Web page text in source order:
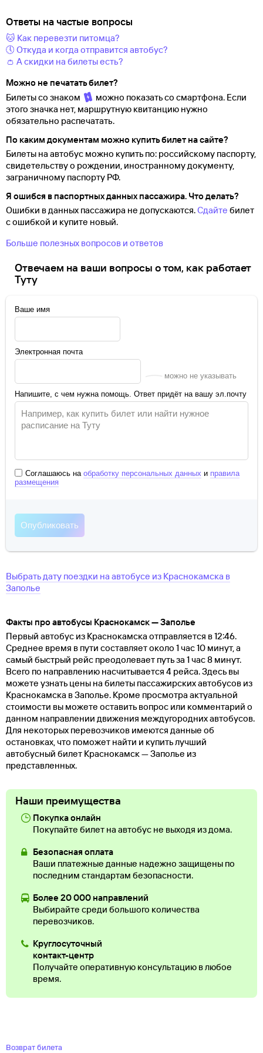
Ответы на частые вопросы
🐱 Как перевезти питомца?
🕔 Откуда и когда отправится автобус?
👛 А скидки на билеты есть?
Можно не печатать билет?
Билеты со знаком
можно показать со смартфона. Если
этого значка нет, маршрутную квитанцию нужно
обязательно распечатать.
По каким документам можно купить билет на сайте?
Билеты на автобус можно купить по: российскому паспорту,
свидетельству о рождении, иностранному документу,
заграничному паспорту РФ.
Я ошибся в паспортных данных пассажира. Что делать?
Ошибки в данных пассажира не допускаются.Сдайте билет
с ошибкой и купите новый.
Больше полезных вопросов и ответов
Отвечаем на ваши вопросы о том, как работает
Туту
Ваше имя
Электронная почта
можно не указывать
Напишите, с чем нужна помощь. Ответ придёт на вашу эл.почту
Соглашаюсь на обработку персональных данных и правила
размещения
Выбрать дату поездки на автобусе из Краснокамска в
Заполье
Факты про автобусы Краснокамск — Заполье
Первый автобус из Краснокамска отправляется в 12:46.
Среднее время в пути составляет около 1 час 10 минут, а
самый быстрый рейс преодолевает путь за 1 час 8 минут.
Всего по направлению насчитывается 4 рейса. Здесь вы
можете узнать цены на билеты пассажирских автобусов из
Краснокамска в Заполье. Кроме просмотра актуальной
стоимости вы можете оставить вопрос или комментарий о
данном направлении движения междугородних автобусов.
Для некоторых перевозчиков имеются данные об
остановках, что поможет найти и купить лучший
автобусный билет Краснокамск — Заполье из
представленных.
Наши преимущества
Покупка онлайн
Покупайте билет на автобус не выходя из дома.
Безопасная оплата
Ваши платежные данные надежно защищены по
последним стандартам безопасности.
Более 20 000 направлений
Выбирайте среди большого количества
перевозчиков.
Круглосуточный
контакт-центр
Получайте оперативную консультацию в любое
время.
Возврат билета